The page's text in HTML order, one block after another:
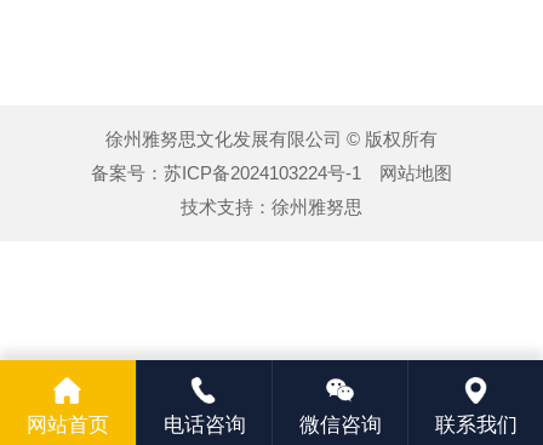
徐州雅努思文化发展有限公司 © 版权所有
备案号： 苏ICP备2024103224号-1
网站地图
技术支持： 徐州雅努思
网站首页 电话咨询 微信咨询 联系我们